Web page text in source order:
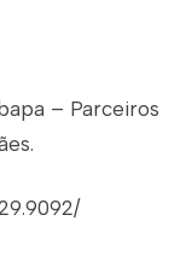
– Parceiros